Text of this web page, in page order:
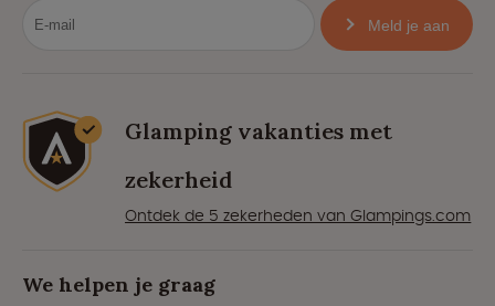
Meld je aan
Glamping vakanties met
zekerheid
Ontdek de 5 zekerheden van Glampings.com
We helpen je graag